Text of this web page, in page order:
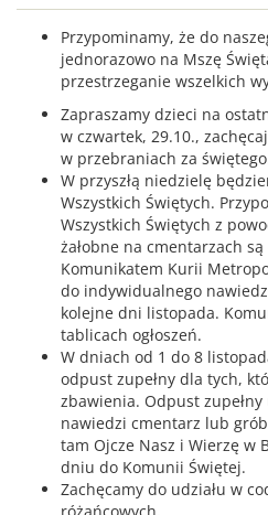
Przypominamy, że do
jednorazowo na Mszę
przestrzeganie wszelkich
Zapraszamy dzieci na
w czwartek, 29.10.,
w przebraniach za
W przyszłą niedzielę
Wszystkich Świętych.
Wszystkich Świętych z
żałobne na cmentarzach
Komunikatem Kurii
do indywidualnego
kolejne dni listopada.
tablicach ogłoszeń.
W dniach od 1 do 8
odpust zupełny dla tych,
zbawienia. Odpust
nawiedzi cmentarz lub
tam Ojcze Nasz i Wierzę w
dniu do Komunii Świętej.
Zachęcamy do udziału w